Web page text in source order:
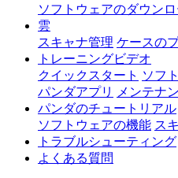
ソフトウェアのダウンロ
雲
スキャナ管理 ケースの
トレーニングビデオ
クイックスタート ソフ
パンダアプリ
メンテナ
パンダのチュートリアル
ソフトウェアの機能 ス
トラブルシューティング
よくある質問